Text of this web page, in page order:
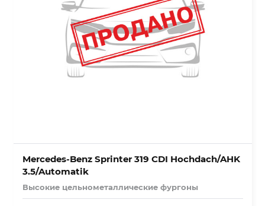
Mercedes-Benz Sprinter 319 CDI Hochdach/AHK
3.5/Automatik
Высокие цельнометаллические фургоны